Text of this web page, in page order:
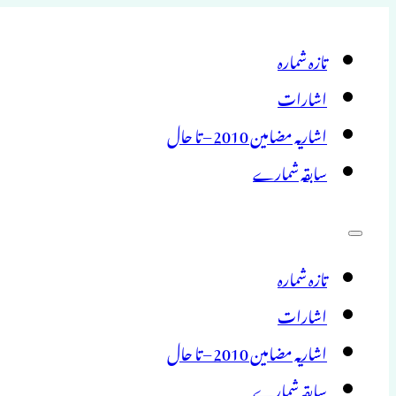
تازہ شمارہ
اشارات
اشاریہ مضامین 2010 – تا حال
سابقہ شمارے
تازہ شمارہ
اشارات
اشاریہ مضامین 2010 – تا حال
سابقہ شمارے